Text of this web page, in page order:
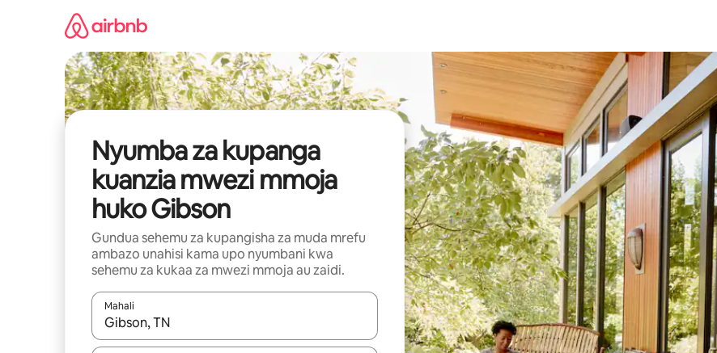
Nyumba za kupanga
kuanzia mwezi mmoja
huko Gibson
Gundua sehemu za kupangisha za muda mrefu
ambazo unahisi kama upo nyumbani kwa
sehemu za kukaa za mwezi mmoja au zaidi.
Mahali
Wakati matokeo yanapatikana, vinjari kwa kutumia vitufe vya vishale vya juu na chini au uchunguze kwa kugusa au